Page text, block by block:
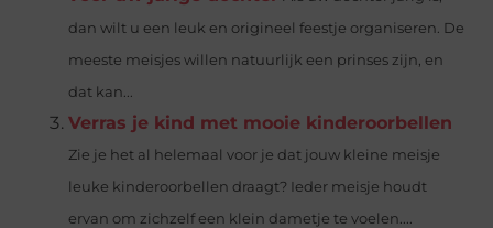
dan wilt u een leuk en origineel feestje organiseren. De
meeste meisjes willen natuurlijk een prinses zijn, en
dat kan...
Verras je kind met mooie kinderoorbellen
Zie je het al helemaal voor je dat jouw kleine meisje
leuke kinderoorbellen draagt? Ieder meisje houdt
ervan om zichzelf een klein dametje te voelen....